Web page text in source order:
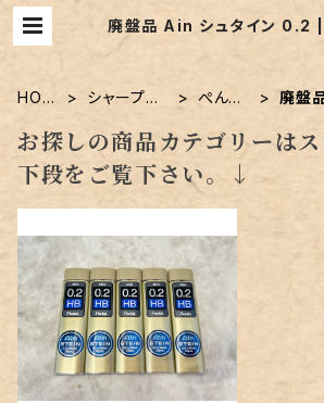
廃盤品 Ain シュタイン 0.2 |
HOM
シャープ替
ぺんて
廃盤
お探しの商品カテゴリーは
下段をご覧下さい。↓